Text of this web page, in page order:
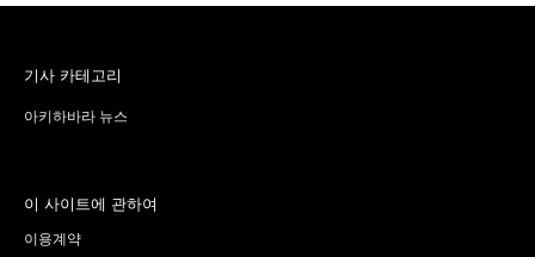
기사 카테고리
아키하바라 뉴스
이 사이트에 관하여
이용계약